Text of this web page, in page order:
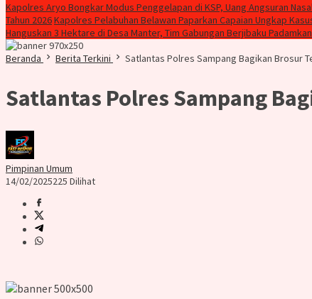
Kapolres Aryo Bongkar Modus Penggelapan di KSP, Uang Angsuran
Tahun 2026Kapolres Pelabuhan Belawan Paparkan Capaian Ungkap
Hanguskan 3 Hektare di Desa Manter, Tim Gabungan Berjibaku
Beranda
Berita Terkini Satlantas Polres Sampang Bagikan Brosur
Satlantas Polres Sampang
Pimpinan Umum
14/02/2025225 Dilihat